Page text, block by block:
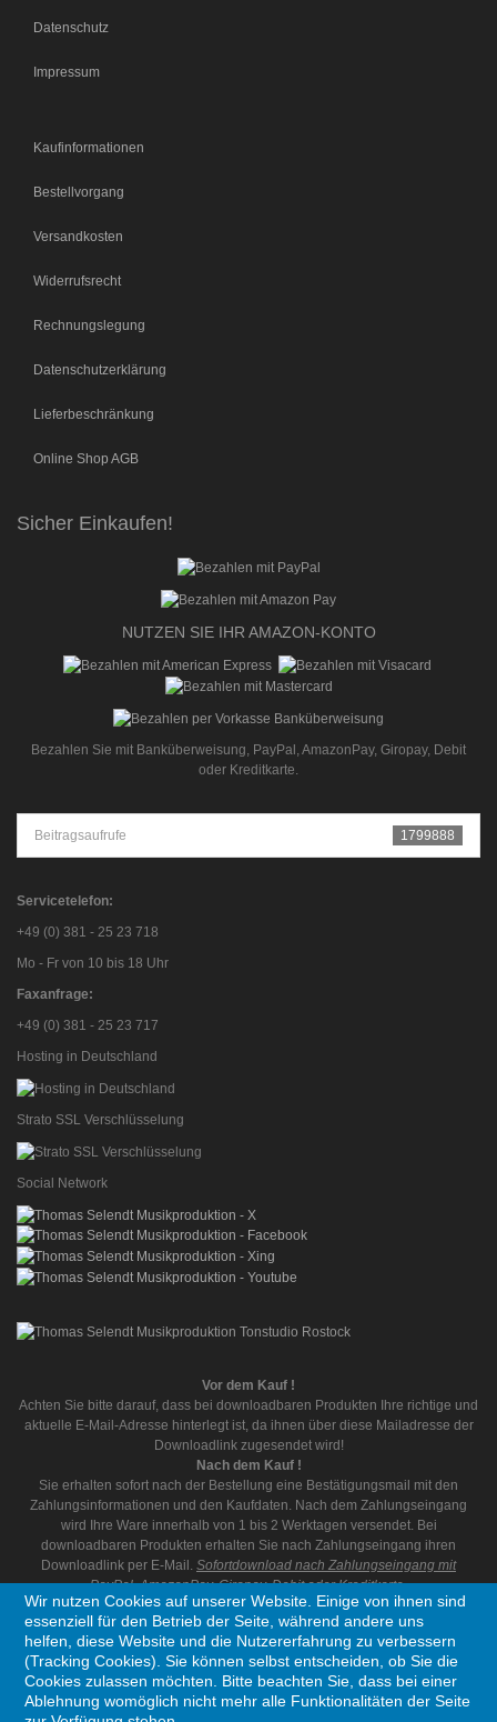
Datenschutz
Impressum
Kaufinformationen
Bestellvorgang
Versandkosten
Widerrufsrecht
Rechnungslegung
Datenschutzerklärung
Lieferbeschränkung
Online Shop AGB
Sicher Einkaufen!
NUTZEN SIE IHR AMAZON-KONTO
Bezahlen Sie mit Banküberweisung, PayPal, AmazonPay, Giropay, Debit
oder Kreditkarte.
Beitragsaufrufe 1799888
Servicetelefon:
+49 (0) 381 - 25 23 718
Mo - Fr von 10 bis 18 Uhr
Faxanfrage:
+49 (0) 381 - 25 23 717
Hosting in Deutschland
Strato SSL Verschlüsselung
Social Network
Vor dem Kauf !
Achten Sie bitte darauf, dass bei downloadbaren Produkten Ihre richtige und
aktuelle E-Mail-Adresse hinterlegt ist, da ihnen über diese Mailadresse der
Downloadlink zugesendet wird!
Nach dem Kauf !
Sie erhalten sofort nach der Bestellung eine Bestätigungsmail mit den
Zahlungsinformationen und den Kaufdaten. Nach dem Zahlungseingang
wird Ihre Ware innerhalb von 1 bis 2 Werktagen versendet. Bei
downloadbaren Produkten erhalten Sie nach Zahlungseingang ihren
Downloadlink per E-Mail. Sofortdownload nach Zahlungseingang mit
PayPal, AmazonPay, Giropay, Debit oder Kreditkarte.
Copyright © 1995 - 2026 Thomas Selendt Musikproduktion. Alle Rechte vorbehalten
Wir nutzen Cookies auf unserer Website. Einige von ihnen sind
essenziell für den Betrieb der Seite, während andere uns
helfen, diese Website und die Nutzererfahrung zu verbessern
(Tracking Cookies). Sie können selbst entscheiden, ob Sie die
Cookies zulassen möchten. Bitte beachten Sie, dass bei einer
Ablehnung womöglich nicht mehr alle Funktionalitäten der Seite